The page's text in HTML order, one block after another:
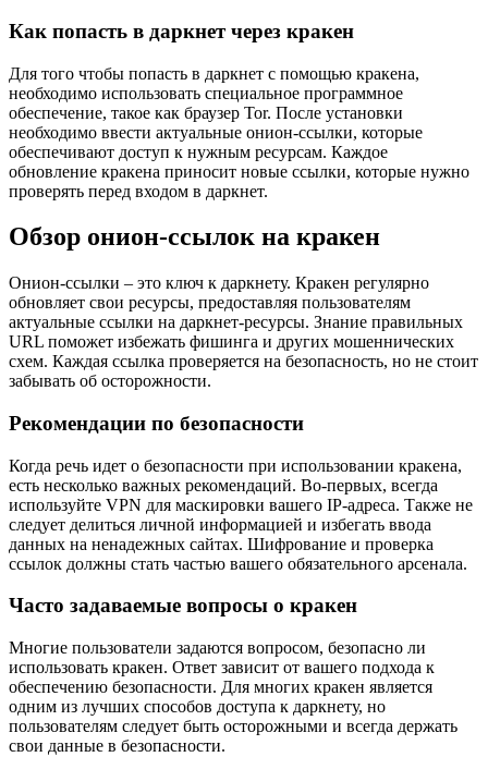
Как попасть в даркнет через кракен
Для того чтобы попасть в даркнет с помощью кракена,
необходимо использовать специальное программное
обеспечение, такое как браузер Tor. После установки
необходимо ввести актуальные онион-ссылки, которые
обеспечивают доступ к нужным ресурсам. Каждое
обновление кракена приносит новые ссылки, которые нужно
проверять перед входом в даркнет.
Обзор онион-ссылок на кракен
Онион-ссылки – это ключ к даркнету. Кракен регулярно
обновляет свои ресурсы, предоставляя пользователям
актуальные ссылки на даркнет-ресурсы. Знание правильных
URL поможет избежать фишинга и других мошеннических
схем. Каждая ссылка проверяется на безопасность, но не стоит
забывать об осторожности.
Рекомендации по безопасности
Когда речь идет о безопасности при использовании кракена,
есть несколько важных рекомендаций. Во-первых, всегда
используйте VPN для маскировки вашего IP-адреса. Также не
следует делиться личной информацией и избегать ввода
данных на ненадежных сайтах. Шифрование и проверка
ссылок должны стать частью вашего обязательного арсенала.
Часто задаваемые вопросы о кракен
Многие пользователи задаются вопросом, безопасно ли
использовать кракен. Ответ зависит от вашего подхода к
обеспечению безопасности. Для многих кракен является
одним из лучших способов доступа к даркнету, но
пользователям следует быть осторожными и всегда держать
свои данные в безопасности.